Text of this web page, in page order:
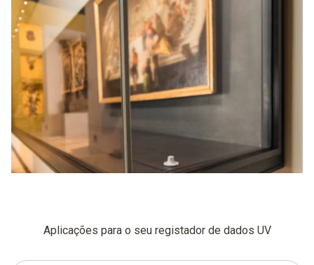
Aplicações para o seu registador de dados UV